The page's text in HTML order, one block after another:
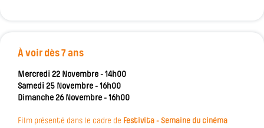
À voir dès 7 ans
Mercredi 22 Novembre - 14h00
Samedi 25 Novembre - 16h00
Dimanche 26 Novembre - 16h00
Film présenté dans le cadre de Festivita - Semaine du cinéma